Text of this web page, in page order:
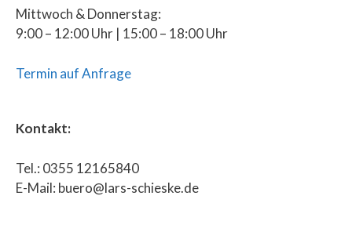
Mittwoch & Donnerstag:
9:00 – 12:00 Uhr | 15:00 – 18:00 Uhr
Termin auf Anfrage
Kontakt:
Tel.: 0355 12165840
E-Mail: buero@lars-schieske.de